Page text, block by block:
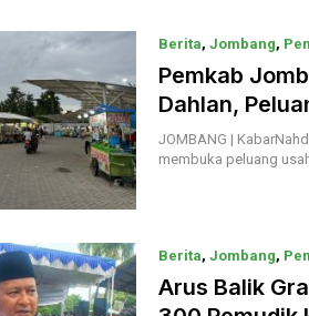
Berita, Jombang,
Pemkab
Dahlan,
JOMBANG |
membuka peluang
Berita, Jombang,
Arus Balik